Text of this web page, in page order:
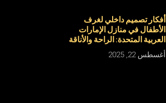
أفكار تصميم داخلي لغرف
الأطفال في منازل الإمارات
العربية المتحدة: الراحة والأناقة
أغسطس 22, 2025